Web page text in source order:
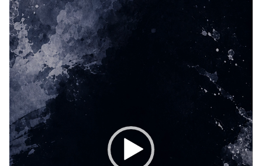
ー
ヤ
ー